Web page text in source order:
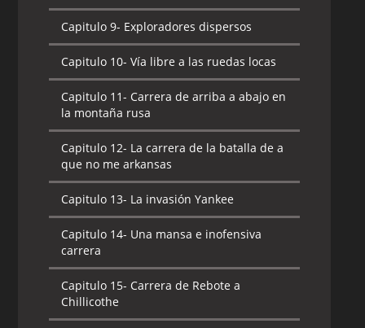
Capitulo 9- Exploradores dispersos
Capitulo 10- Vía libre a las ruedas locas
Capitulo 11- Carrera de arriba a abajo en
la montaña rusa
Capitulo 12- La carrera de la batalla de a
que no me arkansas
Capitulo 13- La invasión Yankee
Capitulo 14- Una mansa e inofensiva
carrera
Capitulo 15- Carrera de Rebote a
Chillicothe